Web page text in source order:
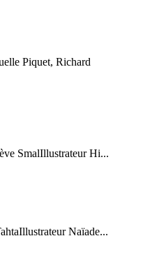
Piquet, Richard
SmalIllustrateur Hi...
Naïade...